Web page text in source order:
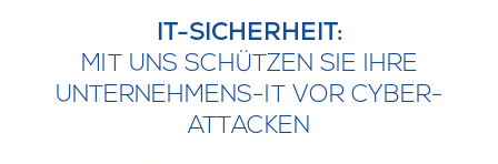
IT-SICHERHEIT:
MIT UNS SCHÜTZEN SIE IHRE
UNTERNEHMENS-IT VOR CYBER-
ATTACKEN